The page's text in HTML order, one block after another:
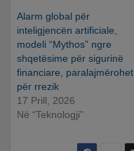
Alarm global për
inteligjencën artificiale,
modeli “Mythos” ngre
shqetësime për sigurinë
financiare, paralajmërohet
për rrezik
17 Prill, 2026
Në “Teknologji”